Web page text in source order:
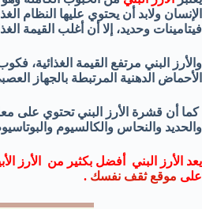
الإنسان ولابد أن يحتوي عليها النظام
فيتامينات وحديد، إلا أن أغلب القيمة
الأحماض الدهنية المرتبطة بالجهاز
كما أن قشرة الأرز البني تحتوي على
والحديد والنحاس والكالسيوم
يعد الأرز البني أفضل بكثير من الأرز
على موقع ثقف نفسك .